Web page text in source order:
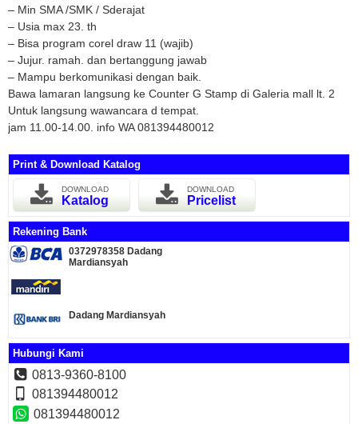
– Min SMA /SMK / Sderajat
– Usia max 23. th
– Bisa program corel draw 11 (wajib)
– Jujur. ramah. dan bertanggung jawab
– Mampu berkomunikasi dengan baik.
Bawa lamaran langsung ke Counter G Stamp di Galeria mall lt. 2
Untuk langsung wawancara d tempat.
jam 11.00-14.00. info WA 081394480012
Print & Download Katalog
DOWNLOAD
Katalog
DOWNLOAD
Pricelist
Rekening Bank
0372978358 Dadang
Mardiansyah
Dadang Mardiansyah
Hubungi Kami
0813-9360-8100
081394480012
081394480012